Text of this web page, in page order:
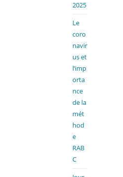
2025
Le
coro
navir
us et
l’imp
orta
nce
de la
mét
hod
e
RAB
C